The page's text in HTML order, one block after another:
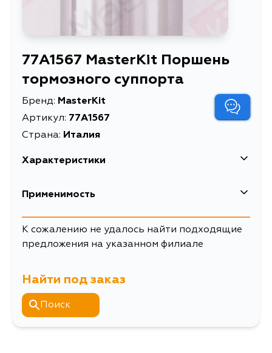
77A1567 MasterKit Поршень
тормозного суппорта
Бренд: MasterKit
Артикул: 77A1567
Страна: Италия
Характеристики
Применимость
К сожалению не удалось найти подходящие
предложения на указанном филиале
Найти под заказ
Поиск